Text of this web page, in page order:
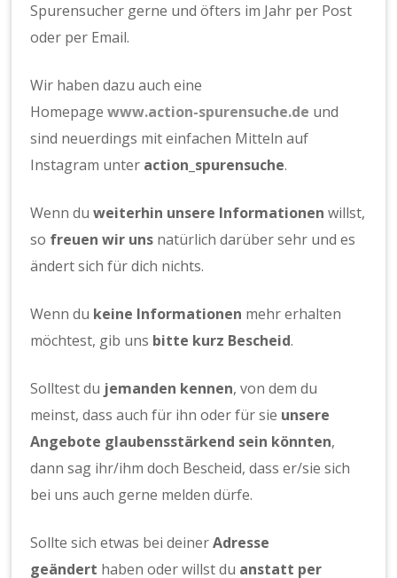
Spurensucher gerne und öfters im Jahr per Post
oder per Email.
Wir haben dazu auch eine
Homepagewww.action-spurensuche.de und
sind neuerdings mit einfachen Mitteln auf
Instagram unter action_spurensuche.
Wenn duweiterhin unsere Informationen willst,
so freuen wir uns natürlich darüber sehr und es
ändert sich für dich nichts.
Wenn du keine Informationen mehr erhalten
möchtest, gib uns bitte kurz Bescheid.
Solltest du jemanden kennen, von dem du
meinst, dass auch für ihn oder für sie unsere
Angebote glaubensstärkend sein könnten,
dann sag ihr/ihm doch Bescheid, dass er/sie sich
bei uns auch gerne melden dürfe.
Sollte sich etwas bei deinerAdresse
geändert haben oder willst du anstatt per